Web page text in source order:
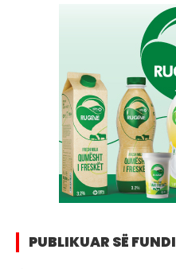
PUBLIKUAR SË FUNDI